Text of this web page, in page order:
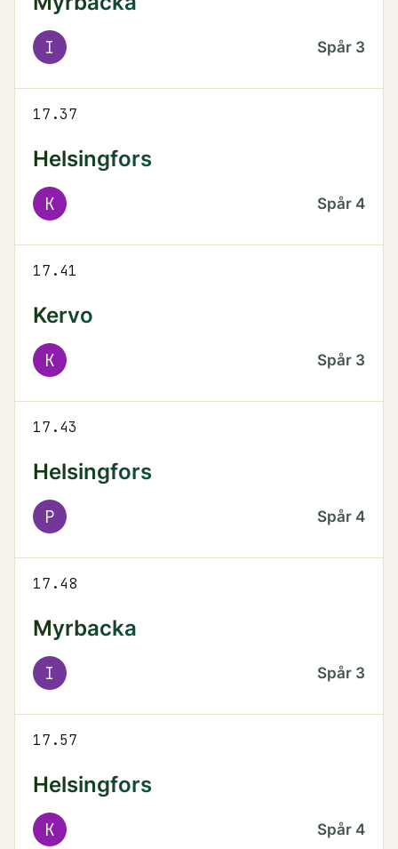
I Spår 3
17.37
Helsingfors
K Spår 4
17.41
Kervo
K Spår 3
17.43
Helsingfors
P Spår 4
17.48
Myrbacka
I Spår 3
17.57
Helsingfors
K Spår 4